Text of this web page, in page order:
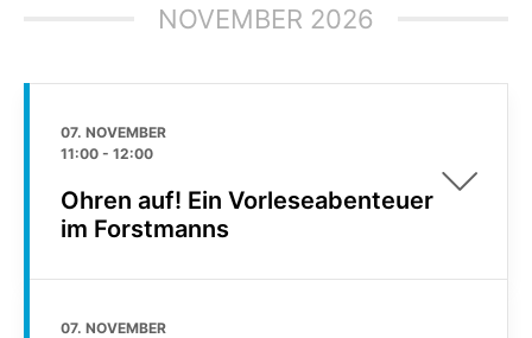
NOVEMBER 2026
07. NOVEMBER
11:00 - 12:00
Ohren auf! Ein Vorleseabenteuer
im Forstmanns
07. NOVEMBER